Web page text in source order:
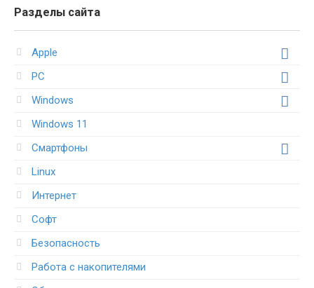
Разделы сайта
Apple
PC
Windows
Windows 11
Смартфоны
Linux
Интернет
Софт
Безопасность
Работа с накопителями